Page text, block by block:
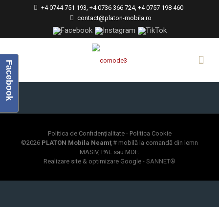
+4 0744 751 193, +4 0736 366 724, +4 0757 198 460
contact@platon-mobila.ro
Politica de Confidenţialitate- Politica Cookie
©2026 PLATON Mobila Neamţ # mobilă la comandă din lemn
MASIV, PAL sau MDF.
Realizare site & optimizare Google - SANNET®
Facebook